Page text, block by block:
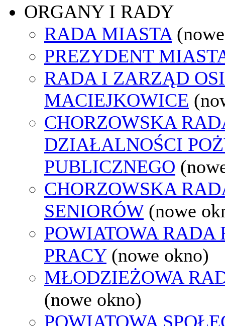
ORGANY I RADY
RADA MIASTA
PREZYDENT
RADA I ZARZĄD
MACIEJKOWICE
CHORZOWSKA
DZIAŁALNOŚCI
PUBLICZNEGO
CHORZOWSKA
SENIORÓW (nowe
POWIATOWA RADA
PRACY (nowe okno)
MŁODZIEŻOWA
(nowe okno)
POWIATOWA